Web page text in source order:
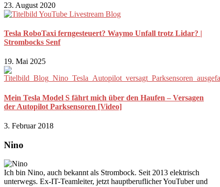
23. August 2020
Tesla RoboTaxi ferngesteuert? Waymo Unfall trotz Lidar? |
Strombocks Senf
19. Mai 2025
Mein Tesla Model S fährt mich über den Haufen – Versagen
der Autopilot Parksensoren [Video]
3. Februar 2018
Nino
Ich bin Nino, auch bekannt als Strombock. Seit 2013 elektrisch
unterwegs. Ex-IT-Teamleiter, jetzt hauptberuflicher YouTuber und